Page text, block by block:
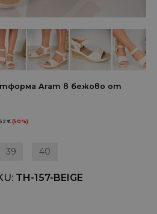
Aram в бежово от
€ (50%)
39 40
TH-157-BEIGE